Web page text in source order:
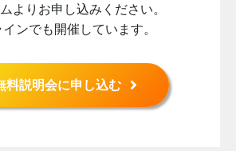
よりお申し込みください。
ンでも開催しています。
料説明会に申し込む